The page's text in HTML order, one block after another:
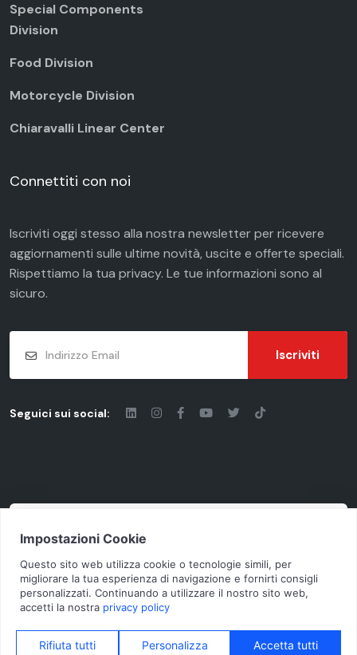
Special Components
Division
Food Division
Motorcycle Division
Chiaravalli Linear Center
Connettiti con noi
Iscriviti oggi stesso alla nostra newsletter per ricevere
aggiornamenti sulle ultime novità, uscite e offerte speciali.
Rispettiamo la tua privacy. Le tue informazioni sono al
sicuro.
Iscriviti
Seguici sui social:
© 2026 - Chiaravalli Group S.p.A.
Cod. Fisc. - P.iva: 03206490124 | Vat Code
IT03206490124 | Rea cciaa MI-1955092
N.Mecc. MI368791 | Cap. Soc. € 10.100.000 i. v.
Privacy Policy
Cookie Policy